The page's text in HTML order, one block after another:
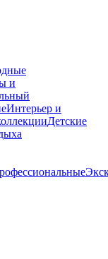
и
Интерьер и
Детские